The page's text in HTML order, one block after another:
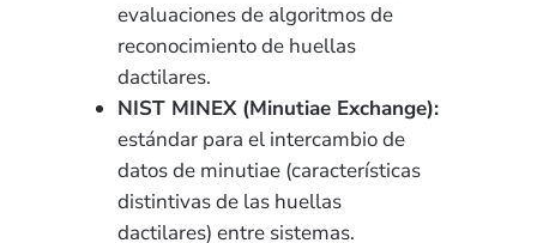
evaluaciones de algoritmos de
reconocimiento de huellas
dactilares.
NIST MINEX (Minutiae Exchange):
estándar para el intercambio de
datos de minutiae (características
distintivas de las huellas
dactilares) entre sistemas.